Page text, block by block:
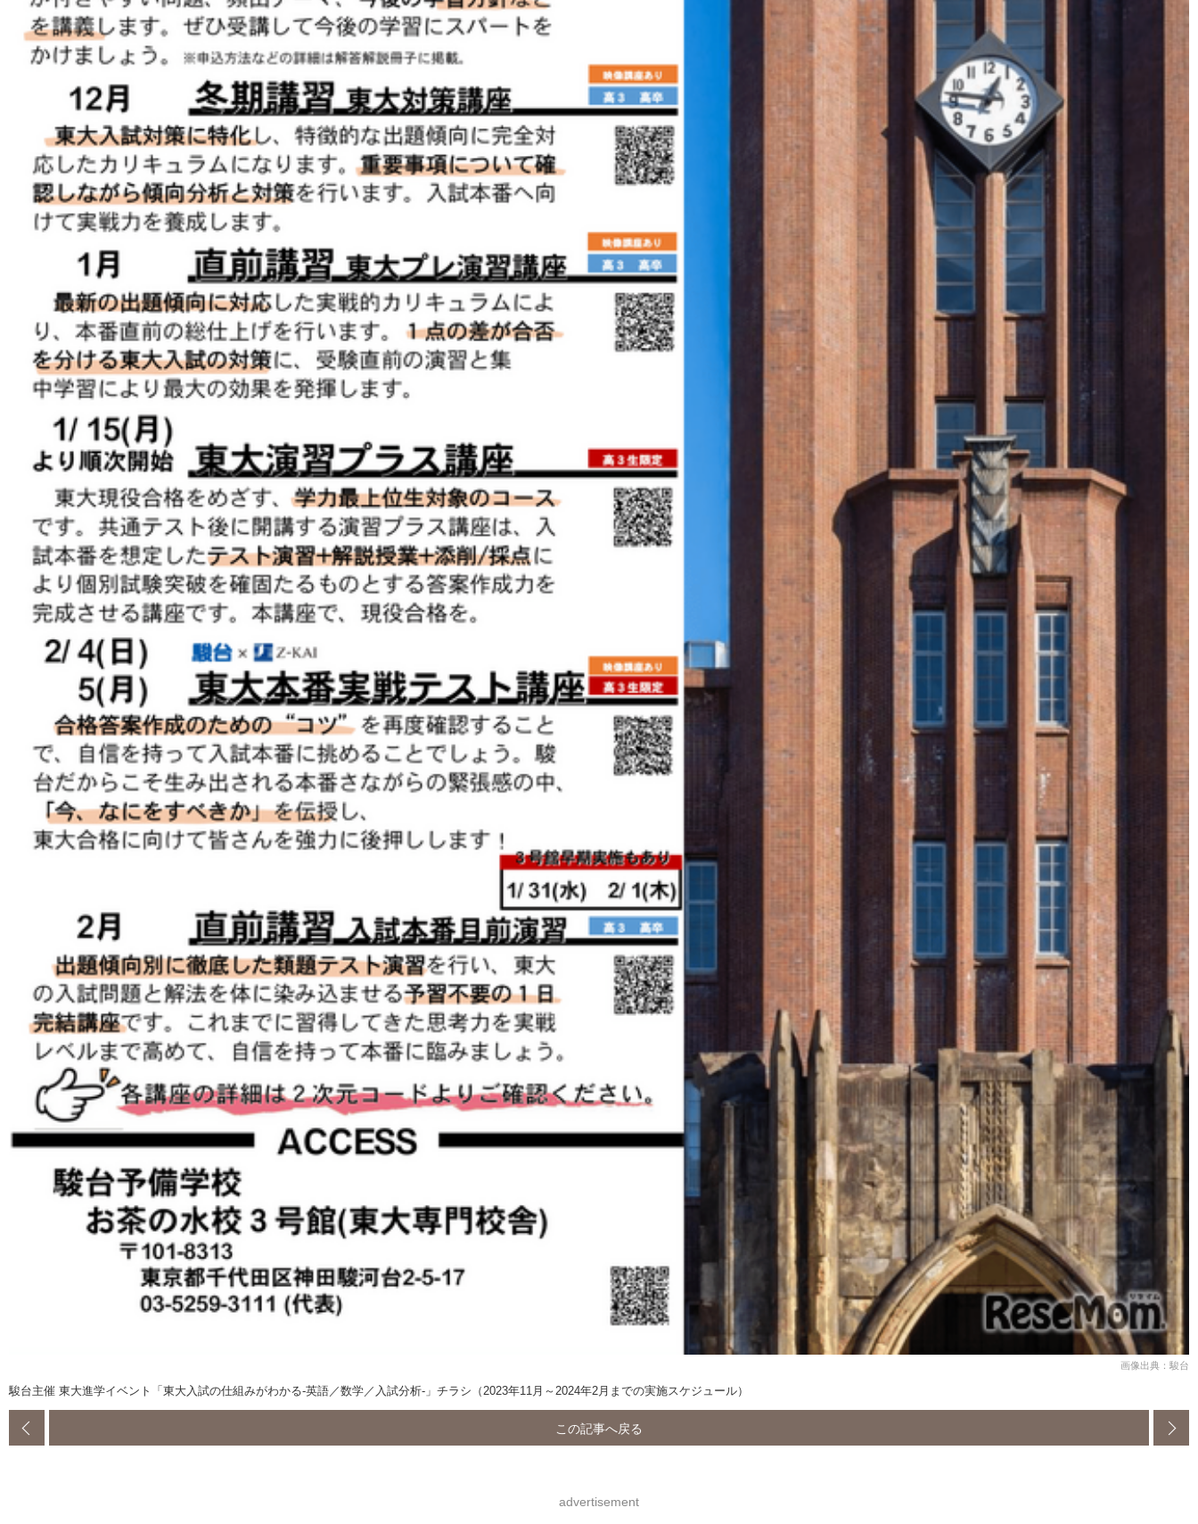
画像出典：駿台
駿台主催 東大進学イベント「東大入試の仕組みがわかる-英語／数学／入試分析-」チラシ（2023年11月～2024年2月までの実施スケジュール）
この記事へ戻る
advertisement